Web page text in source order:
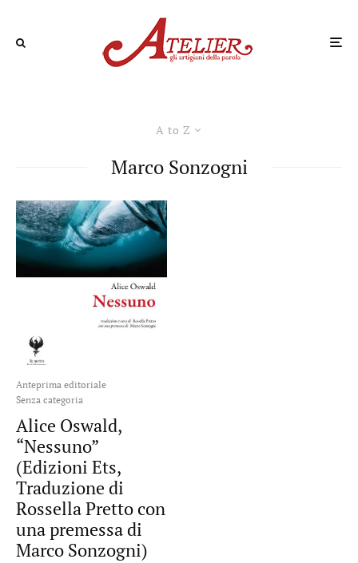
A to Z
Marco Sonzogni
Anteprima editoriale
Senza categoria
Alice Oswald,
“Nessuno”
(Edizioni Ets,
Traduzione di
Rossella Pretto con
una premessa di
Marco Sonzogni)